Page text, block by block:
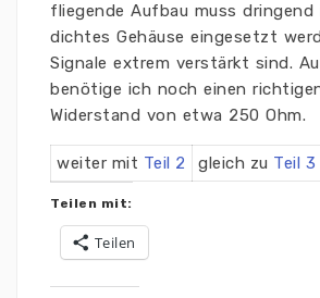
fliegende Aufbau muss dringend
dichtes Gehäuse eingesetzt
Signale extrem verstärkt sind.
benötige ich noch einen
Widerstand von etwa 250 Ohm.
weiter mit Teil 2 gleich zu Teil 3
Teilen mit:
Teilen